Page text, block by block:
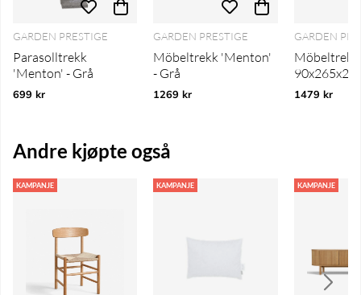
GARDEN PRESTIGE
Parasolltrekk
'Menton' - Grå
699 kr
GARDEN PRESTIGE
Möbeltrekk 'Menton'
- Grå
1269 kr
GARDEN
1479 kr
Andre kjøpte også
KAMPANJE KAMPANJE KAMPANJE